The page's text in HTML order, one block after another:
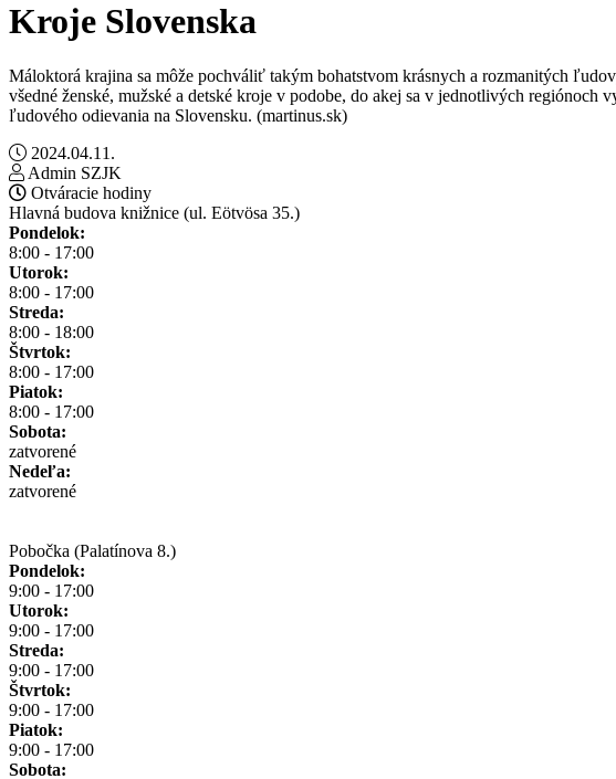
Kroje Slovenska
Máloktorá krajina sa môže pochváliť takým bohatstvom krásnych a rozmanitých
všedné ženské, mužské a detské kroje v podobe, do akej sa v jednotlivých
ľudového odievania na Slovensku. (martinus.sk)
2024.04.11.
Admin SZJK
Otváracie hodiny
Hlavná budova knižnice (ul. Eötvösa 35.)
Pondelok:
8:00 - 17:00
Utorok:
8:00 - 17:00
Streda:
8:00 - 18:00
Štvrtok:
8:00 - 17:00
Piatok:
8:00 - 17:00
Sobota:
zatvorené
Nedeľa:
zatvorené
Pobočka (Palatínova 8.)
Pondelok:
9:00 - 17:00
Utorok:
9:00 - 17:00
Streda:
9:00 - 17:00
Štvrtok:
9:00 - 17:00
Piatok:
9:00 - 17:00
Sobota: